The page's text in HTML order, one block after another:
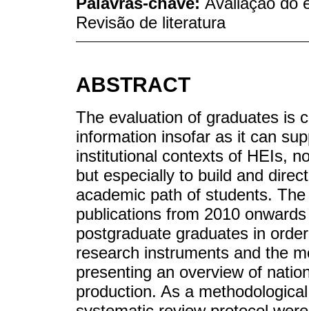
Revisão de literatura
ABSTRACT
The evaluation of graduates is
information insofar as it can
institutional contexts of HEIs,
but especially to build and
academic path of students.
publications from 2010
postgraduate graduates in
research instruments and the
presenting an overview of
production. As a